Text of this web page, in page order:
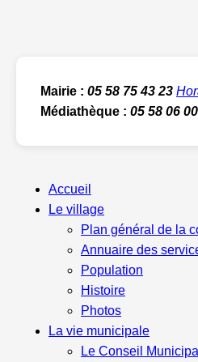
Mairie : 05 58 75 43 23
Médiathèque : 05 58 06
Accueil
Le village
Plan général de la
Annuaire des
Population
Histoire
Photos
La vie municipale
Le Conseil Municipal